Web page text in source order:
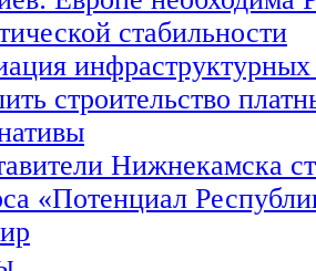
стабильности
строительство
Нижнекамска
«Потенциал